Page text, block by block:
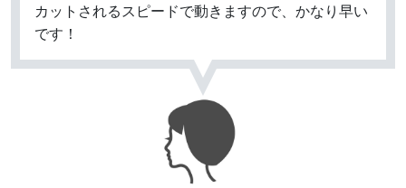
カットされるスピードで動きますので、かなり早い
です！